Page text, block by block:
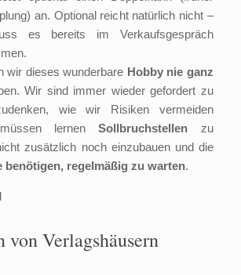
an. Optional reicht natürlich nicht –
es bereits im Verkaufsgespräch
wir dieses wunderbare Hobby nie ganz
Wir sind immer wieder gefordert zu
wie wir Risiken vermeiden
lernen Sollbruchstellen zu
zusätzlich noch einzubauen und die
benötigen, regelmäßig zu warten.
von Verlagshäusern